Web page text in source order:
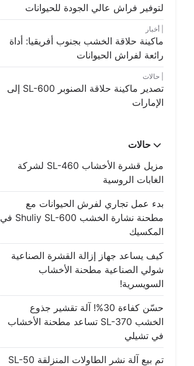
لتوفير فراش عالي الجودة للحيوانات
أخبار
ماكينة حلاقة الخشب بجنوب أفريقيا: أداة
رائعة لفراش الحيوانات
حالات
تصدير ماكينة حلاقة الصنوبر SL-600 إلى
الإمارات
حالات
مزيل قشرة الأخشاب SL-460 لشركة
الغابات الروسية
بدء عمل تجاري لفرش الحيوانات مع
مطحنة نشارة الخشب Shuliy SL-600 في
المكسيك
كيف يساعد جهاز إزالة القشرة الصناعية
شولي الصناعية مطحنة الأخشاب
السويسرية!
حسّن كفاءة 30%! آلة تقشير جذوع
الخشب SL-370 تساعد مطحنة الأخشاب
في تشيلي
تم بيع آلة نشر الطاولات المنزلقة SL-50